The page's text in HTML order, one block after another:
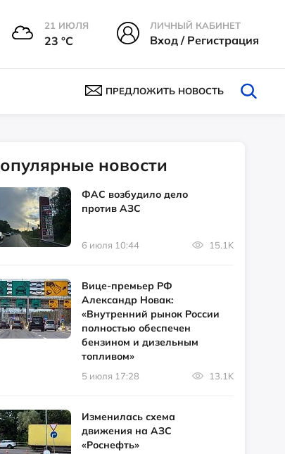
21 ИЮЛЯ
23 °С
ЛИЧНЫЙ КАБИНЕТ
Вход / Регистрация
ПРЕДЛОЖИТЬ НОВОСТЬ
Популярные новости
ФАС возбудило дело
против АЗС
6 июля 10:44 15.1K
Вице-премьер РФ
Александр Новак:
«Внутренний рынок России
полностью обеспечен
бензином и дизельным
топливом»
5 июля 17:28 13.1K
Изменилась схема
движения на АЗС
«Роснефть»